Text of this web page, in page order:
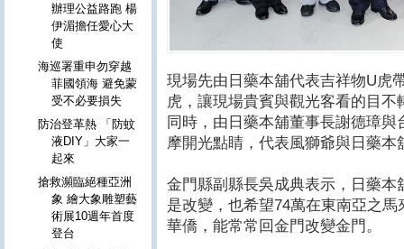
現場先由日藥本舖代表吉祥物U虎
虎，讓現場貴賓與觀光客看的目
同時，由日藥本舖董事長謝德璋
摩開光點睛，代表風獅爺與日藥本
金門縣副縣長吳成典表示，日藥
是改變，也希望74萬在東南亞之
華僑，能常常回金門改變金門。
辦理公益路跑 楊
伊湄擔任愛心大
使
海巡署重申勿穿越
菲國領海 避免蒙
受不必要損失
防治登革熱 「防蚊
液DIY」大家一
起來
搶救瀕臨絕種亞洲
象 繪大象雕塑藝
術展10週年首度
登台